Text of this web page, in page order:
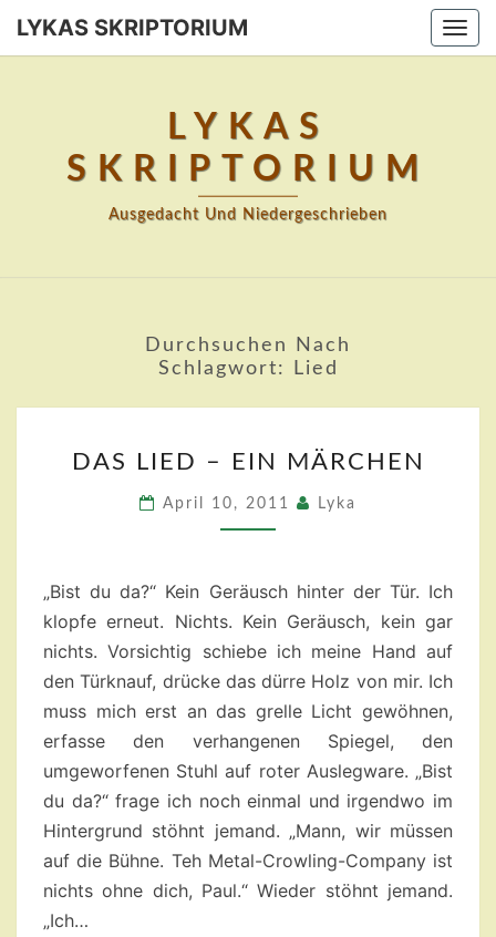
Skip
LYKAS SKRIPTORIUM
LYKAS
SKRIPTORIUM
Ausgedacht Und Niedergeschrieben
Durchsuchen Nach
Schlagwort:
Lied
LIED
–
EIN
DAS LIED – EIN MÄRCHEN
April 10, 2011 Lyka
„Bist du da?“ Kein Geräusch hinter der Tür. Ich
klopfe erneut. Nichts. Kein Geräusch, kein gar
nichts. Vorsichtig schiebe ich meine Hand auf
den Türknauf, drücke das dürre Holz von mir. Ich
muss mich erst an das grelle Licht gewöhnen,
erfasse den verhangenen Spiegel, den
umgeworfenen Stuhl auf roter Auslegware. „Bist
du da?“ frage ich noch einmal und irgendwo im
Hintergrund stöhnt jemand. „Mann, wir müssen
auf die Bühne. Teh Metal-Crowling-Company ist
nichts ohne dich, Paul.“ Wieder stöhnt jemand.
„Ich…